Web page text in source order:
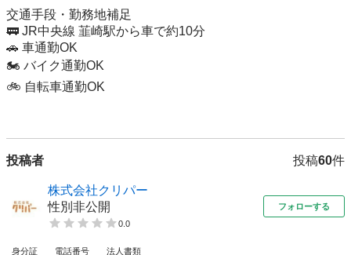
交通手段・勤務地補足
🚃 JR中央線 韮崎駅から車で約10分
🚗 車通勤OK
🏍️ バイク通勤OK
🚲 自転車通勤OK
投稿者 投稿60件
株式会社クリパー
性別非公開
0.0
フォローする
身分証 電話番号 法人書類